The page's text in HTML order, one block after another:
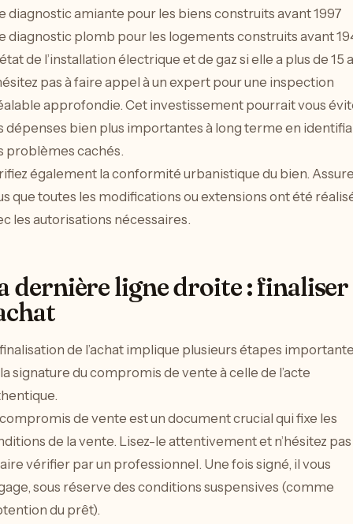
diagnostic amiante pour les biens construits avant 1997
diagnostic plomb pour les logements construits avant
de l’installation électrique et de gaz si elle a plus de 15
pas à faire appel à un expert pour une inspection
approfondie. Cet investissement pourrait vous
dépenses bien plus importantes à long terme en
problèmes cachés.
également la conformité urbanistique du bien.
que toutes les modifications ou extensions ont été
les autorisations nécessaires.
dernière ligne droite : finaliser
de l’achat implique plusieurs étapes
signature du compromis de vente à celle de l’acte
de vente est un document crucial qui fixe les
de la vente. Lisez-le attentivement et n’hésitez pas
vérifier par un professionnel. Une fois signé, il vous
sous réserve des conditions suspensives (comme
du prêt).